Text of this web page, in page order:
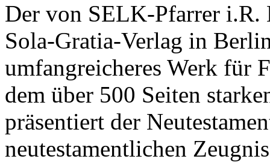
Der von SELK-Pfarrer i.R.
Sola-Gratia-Verlag in
umfangreicheres Werk für
dem über 500 Seiten
präsentiert der
neutestamentlichen